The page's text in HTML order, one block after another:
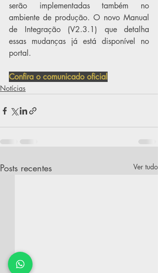
serão implementadas também no
ambiente de produção. O novo Manual
de Integração (V2.3.1) que detalha
essas mudanças já está disponível no
portal.
Confira o comunicado oficial
Notícias
Posts recentes Ver tudo